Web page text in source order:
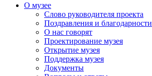
О музее
Слово руководителя проекта
Поздравления и благодарности
О нас говорят
Проектирование музея
Открытие музея
Поддержка музея
Документы